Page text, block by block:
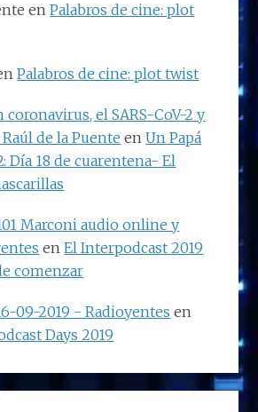
enPalabros de cine: plot
Palabros de cine: plot twist
coronavirus, el SARS-CoV-2 y
de la Puente enUn Papá
Día 18 de cuarentena- El
Marconi audio online y
enEl Interpodcast 2019
comenzar
09-2019 - Radioyentes en
Days 2019